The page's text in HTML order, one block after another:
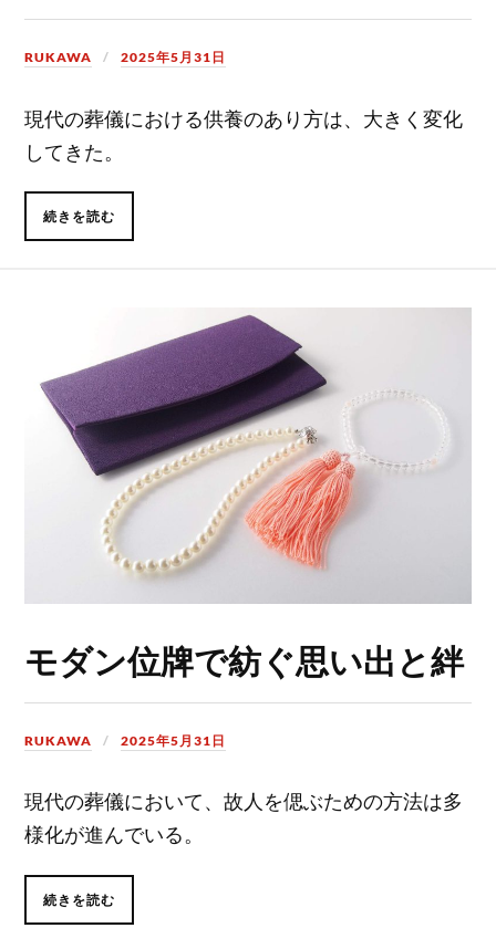
RUKAWA 2025年5月31日
現代の葬儀における供養のあり方は、大きく変化
してきた。
続きを読む
モダン位牌で紡ぐ思い出と絆
RUKAWA 2025年5月31日
現代の葬儀において、故人を偲ぶための方法は多
様化が進んでいる。
続きを読む